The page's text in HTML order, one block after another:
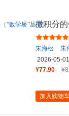
微积分
朱海松
朱
2026-05-01
¥77.90
加入购物